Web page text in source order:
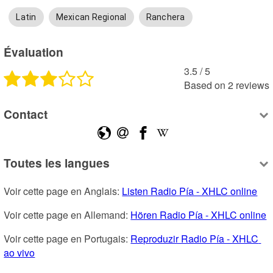
Latin Mexican Regional Ranchera
Évaluation
3.5 /5
Based on 2 reviews
Contact
Toutes les langues
Voir cette page en Anglais: Listen Radio Pía - XHLC online
Voir cette page en Allemand: Hören Radio Pía - XHLC online
Voir cette page en Portugais: Reproduzir Radio Pía - XHLC
ao vivo